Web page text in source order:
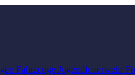
Fahrzeuge Jugendfeuerwehr